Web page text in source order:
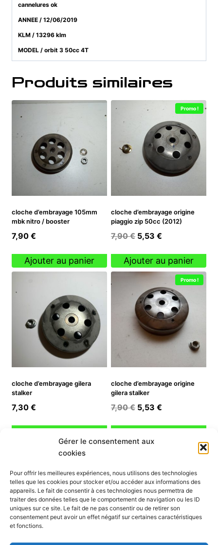
Gérer le consentement aux
cookies
Pour offrir les meilleures expériences, nous utilisons des technologies
telles que les cookies pour stocker et/ou accéder aux informations des
appareils. Le fait de consentir à ces technologies nous permettra de
traiter des données telles que le comportement de navigation ou les ID
uniques sur ce site. Le fait de ne pas consentir ou de retirer son
consentement peut avoir un effet négatif sur certaines caractéristiques
et fonctions.
cannelures ok
ANNEE / 12/06/2019
KLM / 13296 klm
MODEL / orbit 3 50cc 4T
Produits similaires
cloche d’embrayage 105mm
mbk nitro / booster
7,90 €
Ajouter au panier
Promo !
cloche d’embrayage origine
piaggio zip 50cc (2012)
7,90€ Le
initial
était :
5,53 €
actuel
est :
5,53 €.
Ajouter au panier
cloche d’embrayage gilera
stalker
7,30 €
Promo !
cloche d’embrayage origine
gilera stalker
7,90€ Le
initial
était :
5,53 €
actuel
INFORMATION
Mon compte
Nous contacter
Mode paiement
Nos services
Politique de confidentialité